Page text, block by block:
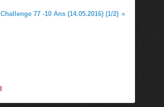
Challenge 77 -10 Ans (14.05.2016) (1/2)